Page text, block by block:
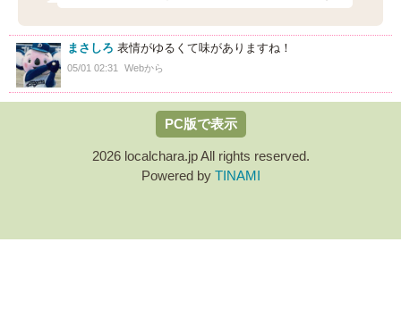
まさしろ 表情がゆるくて味がありますね！
05/01 02:31 Webから
PC版で表示
2026 localchara.jp All rights reserved.
Powered by TINAMI